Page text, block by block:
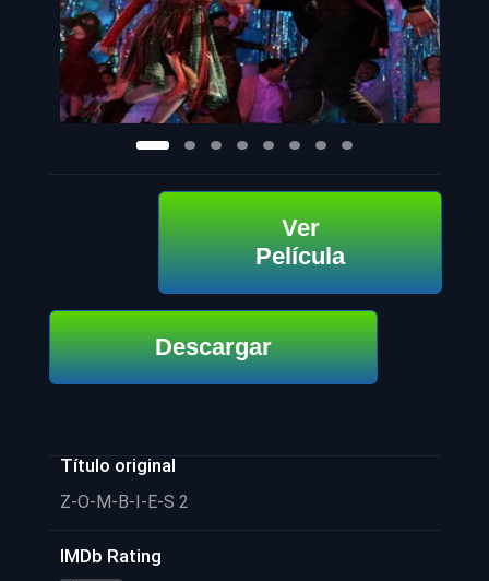
Ver
Película
Descargar
Título original
Z-O-M-B-I-E-S 2
IMDb Rating